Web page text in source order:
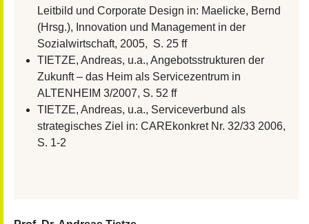
Leitbild und Corporate Design in: Maelicke, Bernd
(Hrsg.), Innovation und Management in der
Sozialwirtschaft, 2005, S. 25 ff
TIETZE, Andreas, u.a., Angebotsstrukturen der
Zukunft – das Heim als Servicezentrum in
ALTENHEIM 3/2007, S. 52 ff
TIETZE, Andreas, u.a., Serviceverbund als
strategisches Ziel in: CAREkonkret Nr. 32/33 2006,
S. 1-2